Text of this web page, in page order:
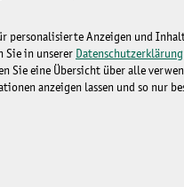
personalisierte Anzeigen und
Sie in unserer Datenschutzerklärung
eine Übersicht über alle
anzeigen lassen und so nur